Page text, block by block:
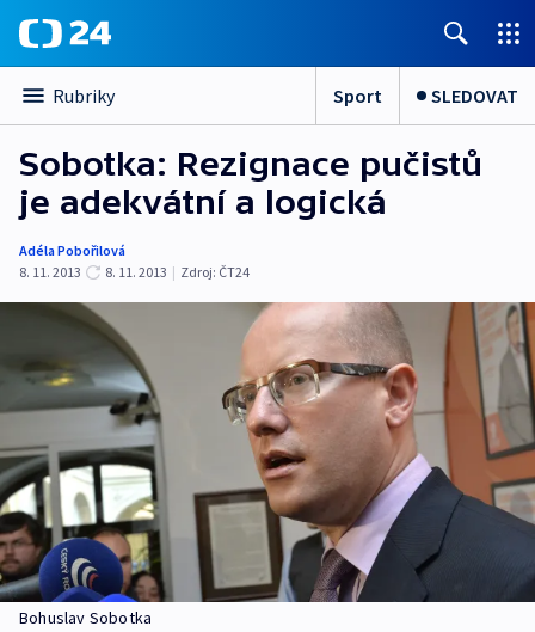
Rubriky Sport SLEDOVAT
Sobotka: Rezignace pučistů
je adekvátní a logická
Adéla Pobořilová
8. 11. 2013
8. 11. 2013 | Zdroj: ČT24
Bohuslav Sobotka